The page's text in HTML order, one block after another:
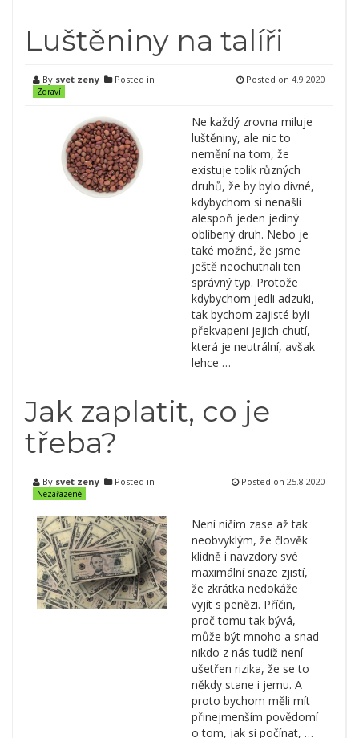
Luštěniny na talíři
By svet zeny Posted in
Zdraví
Posted on 4.9.2020
Ne každý zrovna miluje
luštěniny, ale nic to
nemění na tom, že
existuje tolik různých
druhů, že by bylo divné,
kdybychom si nenašli
alespoň jeden jediný
oblíbený druh. Nebo je
také možné, že jsme
ještě neochutnali ten
správný typ. Protože
kdybychom jedli adzuki,
tak bychom zajisté byli
překvapeni jejich chutí,
která je neutrální, avšak
lehce …
Jak zaplatit, co je
třeba?
By svet zeny Posted in
Nezařazené
Posted on 25.8.2020
Není ničím zase až tak
neobvyklým, že člověk
klidně i navzdory své
maximální snaze zjistí,
že zkrátka nedokáže
vyjít s penězi. Příčin,
proč tomu tak bývá,
může být mnoho a snad
nikdo z nás tudíž není
ušetřen rizika, že se to
někdy stane i jemu. A
proto bychom měli mít
přinejmenším povědomí
o tom, jak si počínat, …